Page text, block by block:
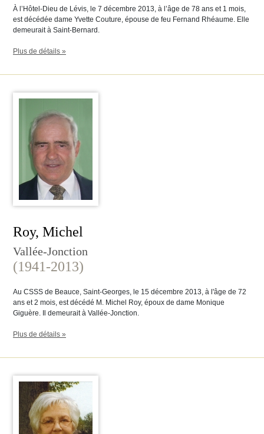
À l’Hôtel-Dieu de Lévis, le 7 décembre 2013, à l’âge de 78 ans et 1 mois,
est décédée dame Yvette Couture, épouse de feu Fernand Rhéaume. Elle
demeurait à Saint-Bernard.
Plus de détails »
Roy, Michel
Vallée-Jonction
(1941-2013)
Au CSSS de Beauce, Saint-Georges, le 15 décembre 2013, à l'âge de 72
ans et 2 mois, est décédé M. Michel Roy, époux de dame Monique
Giguère. Il demeurait à Vallée-Jonction.
Plus de détails »